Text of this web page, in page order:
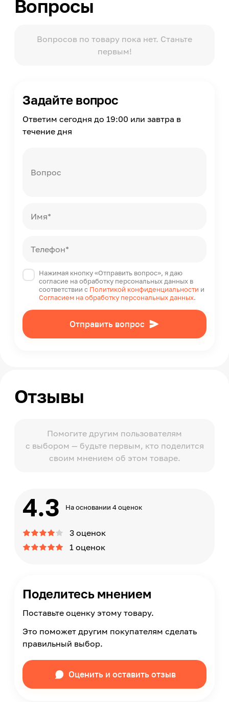
С прорезью
1 пододеяльник, 1 простыня, 2 наволочки
Страна производства
Россия
Вопросы
Вопросов по товару пока нет. Станьте
первым!
Задайте вопрос
Ответим сегодня до 19:00 или завтра в
течение дня
Вопрос
Имя*
Телефон*
Нажимая кнопку «Отправить вопрос», я даю
согласие на обработку персональных данных в
соответствии с Политикой конфиденциальности и
Согласием на обработку персональных данных.
Отправить вопрос
Отзывы
Помогите другим пользователям
с выбором — будьте первым, кто поделится
своим мнением об этом товаре.
4.3 На основании 4 оценок
3 оценок
1 оценок
Поделитесь мнением
Поставьте оценку этому товару.
Это поможет другим покупателям сделать
правильный выбор.
Оценить и оставить отзыв